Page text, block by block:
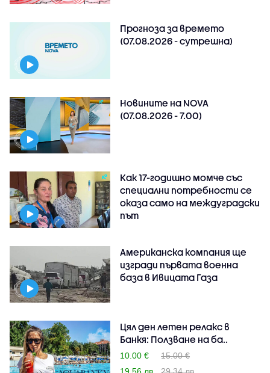
Прогноза за времето
(07.08.2026 - сутрешна)
Новините на NOVA
(07.08.2026 - 7.00)
Как 17-годишно момче със
специални потребности се
оказа само на междуградски
път
Американска компания ще
изгради първата военна
база в Ивицата Газа
Цял ден летен релакс в
Банкя: Ползване на ба..
10.00 €
15.00 €
19.56 лв
29.34 лв